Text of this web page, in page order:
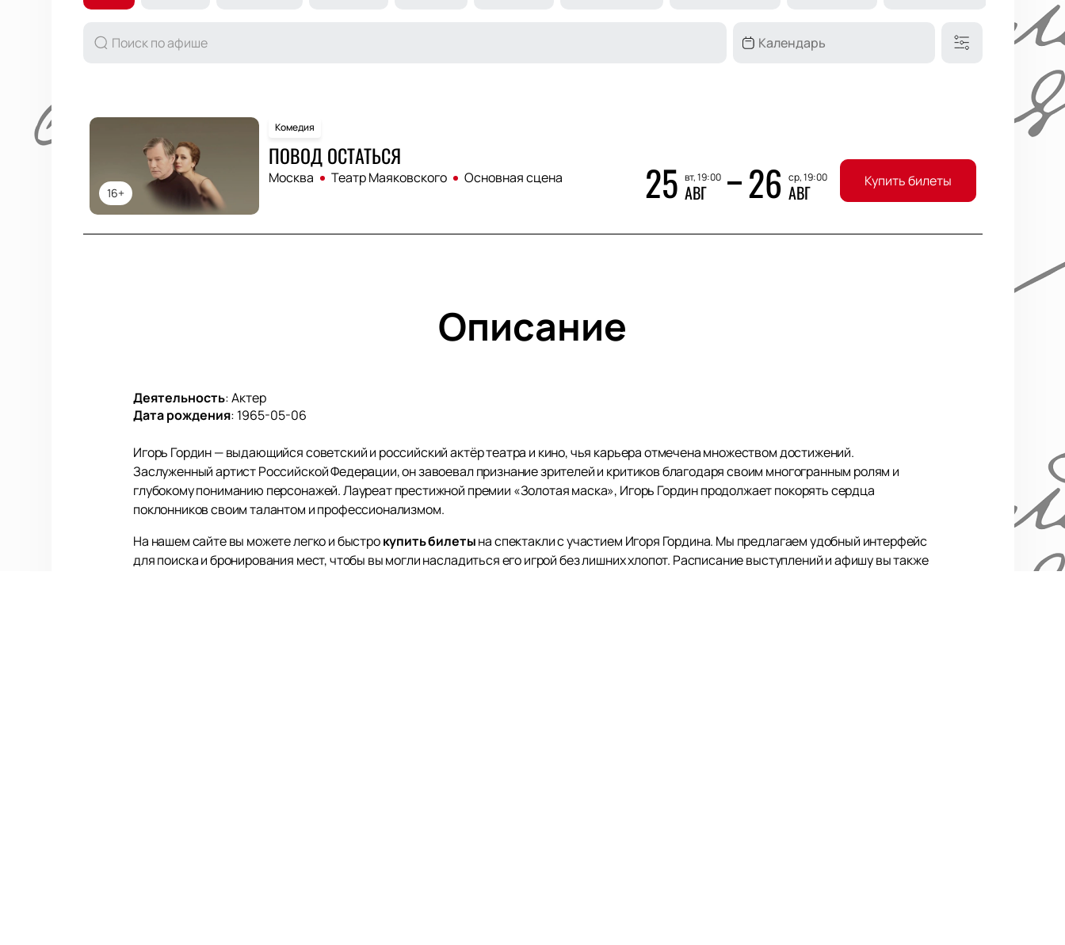
16+
Комедия
ПОВОД ОСТАТЬСЯ
Москва Театр Маяковского Основная сцена 25 вт, 19:00
АВГ 26 ср, 19:00
АВГ Купить билеты
Описание
Деятельность:Актер
Дата рождения: 1965-05-06
Игорь Гордин — выдающийся советский и российский актёр театра и кино, чья карьера отмечена множеством достижений.
Заслуженный артист Российской Федерации, он завоевал признание зрителей и критиков благодаря своим многогранным ролям и
глубокому пониманию персонажей. Лауреат престижной премии «Золотая маска», Игорь Гордин продолжает покорять сердца
поклонников своим талантом и профессионализмом.
На нашем сайте вы можете легко и быстрокупить билетына спектакли с участием Игоря Гордина. Мы предлагаем удобный интерфейс
для поиска и бронирования мест, чтобы вы могли насладиться его игрой без лишних хлопот. Расписание выступлений и афишу вы также